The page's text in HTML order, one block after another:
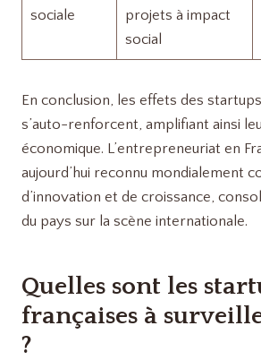
sociale
projets à impact
social
En conclusion, les effets des
s’auto-renforcent, amplifiant ainsi
économique. L’entrepreneuriat en
aujourd’hui reconnu mondialement
d’innovation et de croissance,
du pays sur la scène internationale.
Quelles sont les
françaises à
?